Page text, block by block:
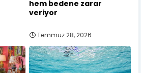
hem bedene zarar
veriyor
Temmuz 28, 2026